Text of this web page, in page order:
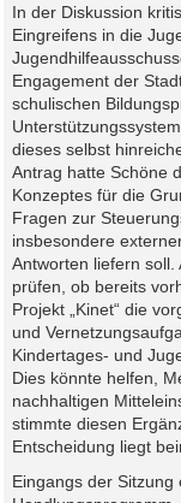
In der Diskussion
Eingreifens in die
Engagement der
schulischen
dieses selbst
Antrag hatte Schöne
Konzeptes für die
Fragen zur
insbesondere
Antworten liefern
prüfen, ob bereits
Projekt „Kinet“ die
und
Kindertages- und
Dies könnte helfen,
nachhaltigen
stimmte diesen
Entscheidung liegt
Eingangs der